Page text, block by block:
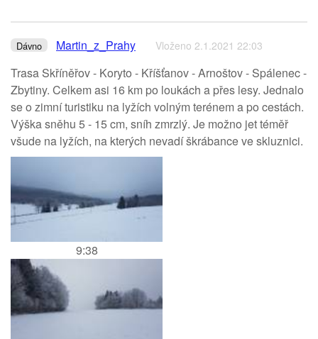
Dávno Martin_z_Prahy Vloženo 2.1.2021 22:03
Trasa Skříněřov - Koryto - Kříšťanov - Arnoštov - Spálenec -
Zbytiny. Celkem asi 16 km po loukách a přes lesy. Jednalo
se o zimní turistiku na lyžích volným terénem a po cestách.
Výška sněhu 5 - 15 cm, sníh zmrzlý. Je možno jet téměř
všude na lyžích, na kterých nevadí škrábance ve skluznici.
9:38